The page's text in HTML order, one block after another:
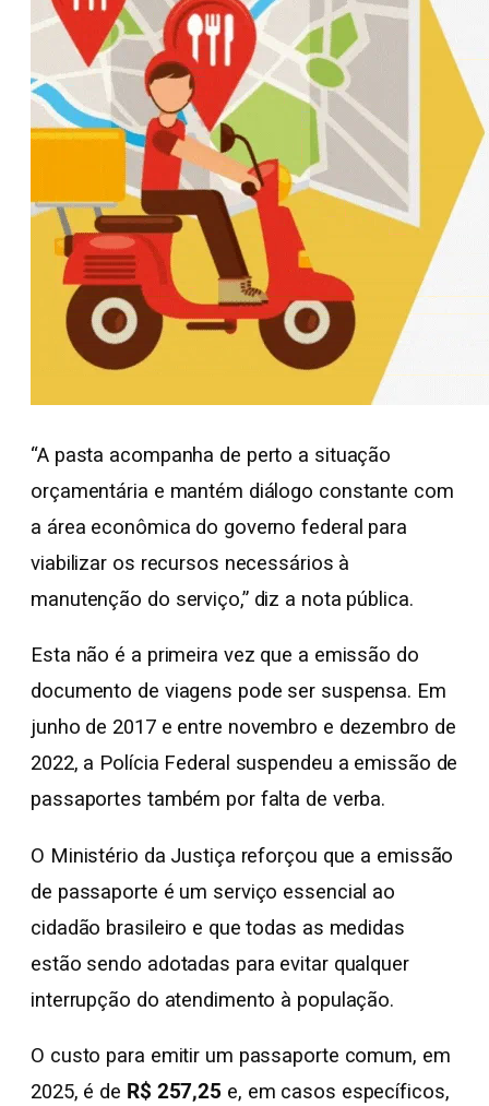
“A pasta acompanha de perto a situação
orçamentária e mantém diálogo constante com
a área econômica do governo federal para
viabilizar os recursos necessários à
manutenção do serviço,” diz a nota pública.
Esta não é a primeira vez que a emissão do
documento de viagens pode ser suspensa. Em
junho de 2017 e entre novembro e dezembro de
2022, a Polícia Federal suspendeu a emissão de
passaportes também por falta de verba.
O Ministério da Justiça reforçou que a emissão
de passaporte é um serviço essencial ao
cidadão brasileiro e que todas as medidas
estão sendo adotadas para evitar qualquer
interrupção do atendimento à população.
O custo para emitir um passaporte comum, em
2025, é de R$ 257,25 e, em casos específicos,